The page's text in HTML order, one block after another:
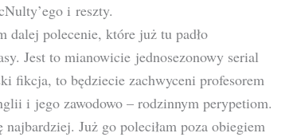
i reszty.
dalej polecenie, które już tu padło
Jest to mianowicie jednosezonowy serial
fikcja, to będziecie zachwyceni profesorem
i jego zawodowo – rodzinnym perypetiom.
Już go poleciłam poza obiegiem